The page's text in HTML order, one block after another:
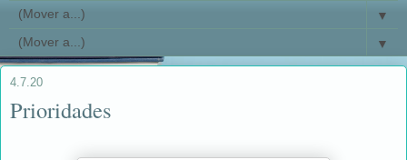
▼
▼
4.7.20
Prioridades